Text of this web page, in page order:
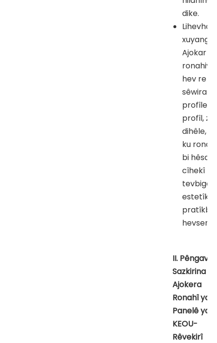
dike.
xuyangê:
Ajokar û
hev re
profîlek
profîl,
dihêle,
ku
bi
cîhekî
estetîk
hevseng
II.
Sazkirina
Ajokera
Ronahî ya
Panelê ya
KEOU-
Rêvekirî